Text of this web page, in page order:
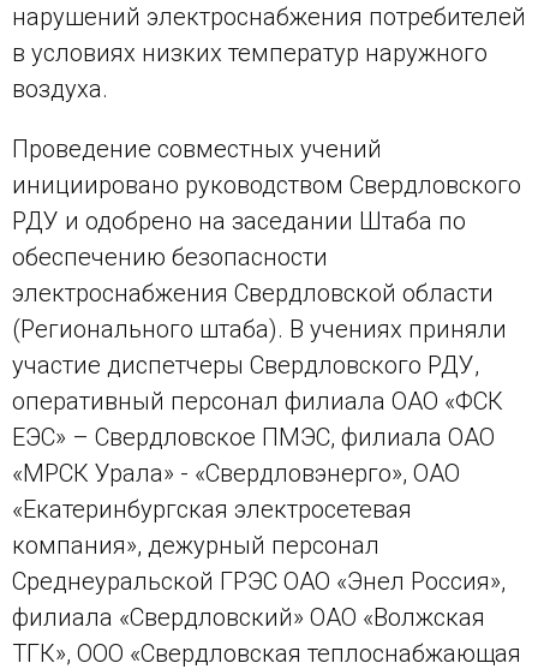
нарушений электроснабжения потребителей
в условиях низких температур наружного
воздуха.
Проведение совместных учений
инициировано руководством Свердловского
РДУ и одобрено на заседании Штаба по
обеспечению безопасности
электроснабжения Свердловской области
(Регионального штаба). В учениях приняли
участие диспетчеры Свердловского РДУ,
оперативный персонал филиала ОАО «ФСК
ЕЭС» – Свердловское ПМЭС, филиала ОАО
«МРСК Урала» - «Свердловэнерго», ОАО
«Екатеринбургская электросетевая
компания», дежурный персонал
Среднеуральской ГРЭС ОАО «Энел Россия»,
филиала «Свердловский» ОАО «Волжская
ТГК», ООО «Свердловская теплоснабжающая